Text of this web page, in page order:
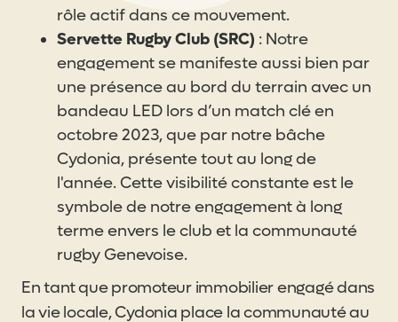
rôle actif dans ce mouvement.
Servette Rugby Club (SRC) : Notre
engagement se manifeste aussi bien par
une présence au bord du terrain avec un
bandeau LED lors d’un match clé en
octobre 2023, que par notre bâche
Cydonia, présente tout au long de
l'année. Cette visibilité constante est le
symbole de notre engagement à long
terme envers le club et la communauté
rugby Genevoise.
En tant que promoteur immobilier engagé dans
la vie locale, Cydonia place la communauté au